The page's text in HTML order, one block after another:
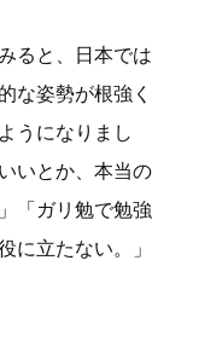
ると、日本では
な姿勢が根強く
うになりまし
いとか、本当の
「ガリ勉で勉強
に立たない。」